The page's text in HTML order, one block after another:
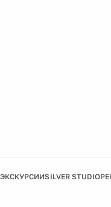
ЭКСКУРСИИSILVER STUDIO